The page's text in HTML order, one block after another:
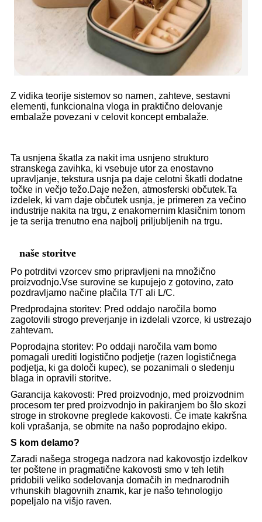
Z vidika teorije sistemov so namen, zahteve, sestavni
elementi, funkcionalna vloga in praktično delovanje
embalaže povezani v celovit koncept embalaže.
Ta usnjena škatla za nakit ima usnjeno strukturo
stranskega zavihka, ki vsebuje utor za enostavno
upravljanje, tekstura usnja pa daje celotni škatli dodatne
točke in večjo težo.Daje nežen, atmosferski občutek.Ta
izdelek, ki vam daje občutek usnja, je primeren za večino
industrije nakita na trgu, z enakomernim klasičnim tonom
je ta serija trenutno ena najbolj priljubljenih na trgu.
naše storitve
Po potrditvi vzorcev smo pripravljeni na množično
proizvodnjo.Vse surovine se kupujejo z gotovino, zato
pozdravljamo načine plačila T/T ali L/C.
Predprodajna storitev: Pred oddajo naročila bomo
zagotovili strogo preverjanje in izdelali vzorce, ki ustrezajo
zahtevam.
Poprodajna storitev: Po oddaji naročila vam bomo
pomagali urediti logistično podjetje (razen logističnega
podjetja, ki ga določi kupec), se pozanimali o sledenju
blaga in opravili storitve.
Garancija kakovosti: Pred proizvodnjo, med proizvodnim
procesom ter pred proizvodnjo in pakiranjem bo šlo skozi
stroge in strokovne preglede kakovosti. Če imate kakršna
koli vprašanja, se obrnite na našo poprodajno ekipo.
S kom delamo?
Zaradi našega strogega nadzora nad kakovostjo izdelkov
ter poštene in pragmatične kakovosti smo v teh letih
pridobili veliko sodelovanja domačih in mednarodnih
vrhunskih blagovnih znamk, kar je našo tehnologijo
popeljalo na višjo raven.